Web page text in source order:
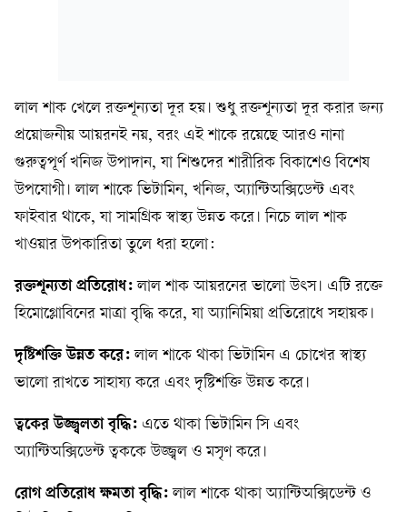
লাল শাক খেলে রক্তশূন্যতা দূর হয়। শুধু রক্তশূন্যতা দূর করার জন্য
প্রয়োজনীয় আয়রনই নয়, বরং এই শাকে রয়েছে আরও নানা
গুরুত্বপূর্ণ খনিজ উপাদান, যা শিশুদের শারীরিক বিকাশেও বিশেষ
উপযোগী। লাল শাকে ভিটামিন, খনিজ, অ্যান্টিঅক্সিডেন্ট এবং
ফাইবার থাকে, যা সামগ্রিক স্বাস্থ্য উন্নত করে। নিচে লাল শাক
খাওয়ার উপকারিতা তুলে ধরা হলো:
রক্তশূন্যতা প্রতিরোধ: লাল শাক আয়রনের ভালো উৎস। এটি রক্তে
হিমোগ্লোবিনের মাত্রা বৃদ্ধি করে, যা অ্যানিমিয়া প্রতিরোধে সহায়ক।
দৃষ্টিশক্তি উন্নত করে: লাল শাকে থাকা ভিটামিন এ চোখের স্বাস্থ্য
ভালো রাখতে সাহায্য করে এবং দৃষ্টিশক্তি উন্নত করে।
ত্বকের উজ্জ্বলতা বৃদ্ধি: এতে থাকা ভিটামিন সি এবং
অ্যান্টিঅক্সিডেন্ট ত্বককে উজ্জ্বল ও মসৃণ করে।
রোগ প্রতিরোধ ক্ষমতা বৃদ্ধি: লাল শাকে থাকা অ্যান্টিঅক্সিডেন্ট ও